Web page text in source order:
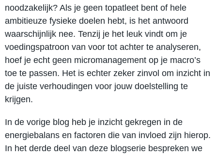
noodzakelijk? Als je geen topatleet bent of hele
ambitieuze fysieke doelen hebt, is het antwoord
waarschijnlijk nee. Tenzij je het leuk vindt om je
voedingspatroon van voor tot achter te analyseren,
hoef je echt geen micromanagement op je macro’s
toe te passen. Het is echter zeker zinvol om inzicht in
de juiste verhoudingen voor jouw doelstelling te
krijgen.
In de vorige blog heb je inzicht gekregen in de
energiebalans en factoren die van invloed zijn hierop.
In het derde deel van deze blogserie bespreken we